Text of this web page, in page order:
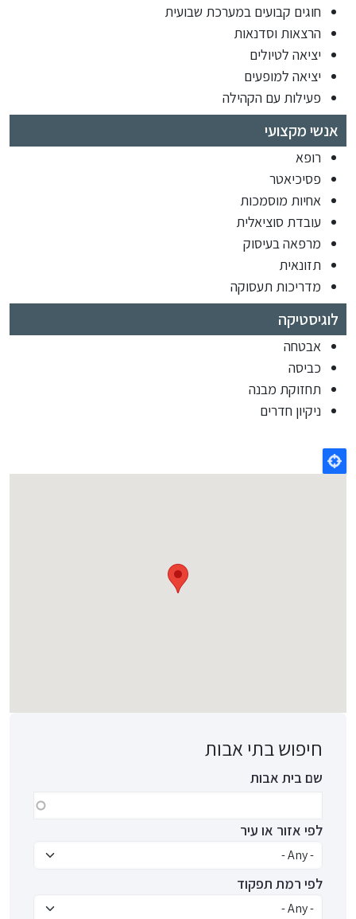
חוגים קבועים במערכת שבועית
הרצאות וסדנאות
יציאה לטיולים
יציאה למופעים
פעילות עם הקהילה
אנשי מקצועי
רופא
פסיכיאטר
אחיות מוסמכות
עובדת סוציאלית
מרפאה בעיסוק
תזונאית
מדריכות תעסוקה
לוגיסטיקה
אבטחה
כביסה
תחזוקת מבנה
ניקיון חדרים
חיפוש בתי אבות
שם בית אבות
לפי אזור או עיר
לפי רמת תפקוד